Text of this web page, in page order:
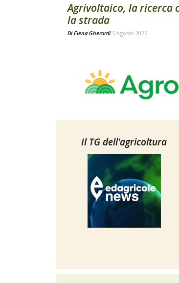
Agrivoltaico, la ricerca
la strada
Di Elena Gherardi 5 Agosto 2026
Il TG dell'agricoltura